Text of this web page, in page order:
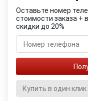
Оставьте номер
стоимости заказа +
скидки до 20%
Купить в один клик